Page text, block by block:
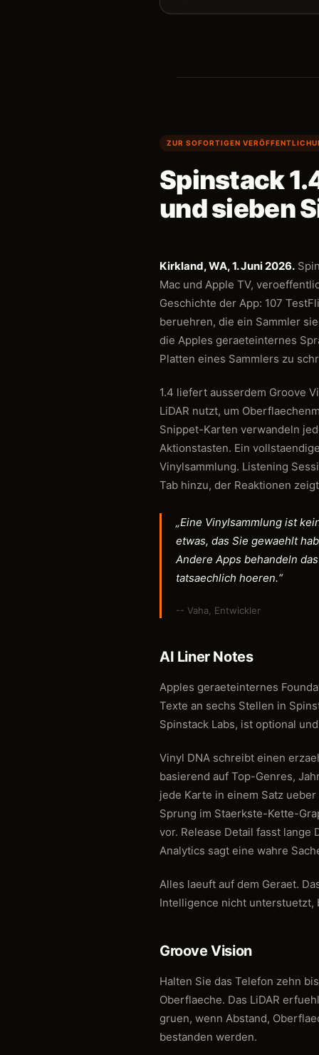
ZUR SOFORTIGEN
Spinstack
und sieben
Kirkland, WA, 1. Juni 2026.
Mac und Apple TV,
Geschichte der App: 107
beruehren, die ein Sammler
die Apples geraeteinternes
Platten eines Sammlers zu
1.4 liefert ausserdem Groove
LiDAR nutzt, um
Snippet-Karten verwandeln
Aktionstasten. Ein
Vinylsammlung. Listening
Tab hinzu, der Reaktionen
„Eine Vinylsammlung ist
etwas, das Sie gewaehlt
Andere Apps behandeln
tatsaechlich hoeren.“
-- Vaha, Entwickler
AI Liner Notes
Apples geraeteinternes
Texte an sechs Stellen in
Spinstack Labs, ist optional
Vinyl DNA schreibt einen
basierend auf Top-Genres,
jede Karte in einem Satz
Sprung im Staerkste-Kette-
vor. Release Detail fasst lange
Analytics sagt eine wahre
Alles laeuft auf dem Geraet.
Intelligence nicht unterstuetzt,
Groove Vision
Halten Sie das Telefon zehn
Oberflaeche. Das LiDAR
gruen, wenn Abstand,
bestanden werden.